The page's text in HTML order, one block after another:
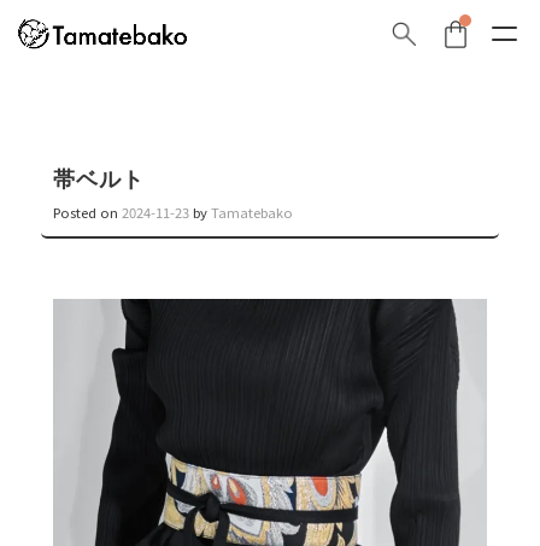
帯ベルト
Posted on 2024-11-23 byTamatebako